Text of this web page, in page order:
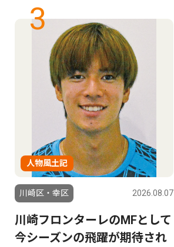
3
人物風土記
川崎区・幸区 2026.08.07
川崎フロンターレのMFとして
今シーズンの飛躍が期待され